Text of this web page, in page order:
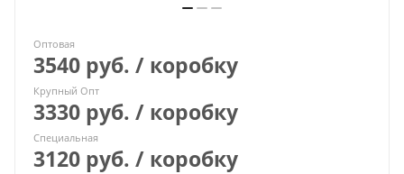
Оптовая
3540 руб. / коробку
Крупный Опт
3330 руб. / коробку
Специальная
3120 руб. / коробку